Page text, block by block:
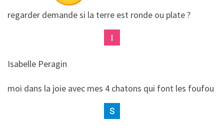
regarder demande si la terre est ronde ou plate ?
Isabelle Peragin
​​moi dans la joie avec mes 4 chatons qui font les foufou